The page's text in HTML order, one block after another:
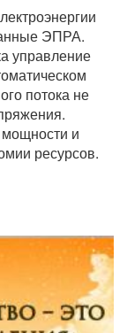
ЭПРА.
управление
потока не
мощности и
ресурсов.